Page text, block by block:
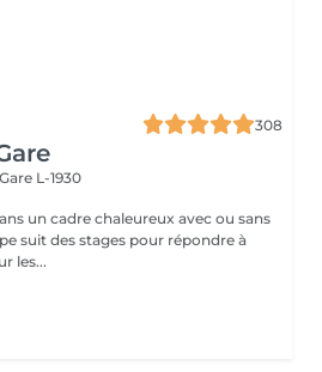
308
Gare L-1930
un cadre chaleureux avec ou sans
suit des stages pour répondre à
les...